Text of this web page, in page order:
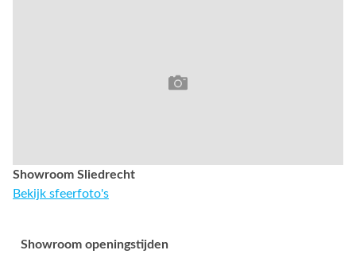
Showroom Sliedrecht
Bekijk sfeerfoto's
Showroom openingstijden